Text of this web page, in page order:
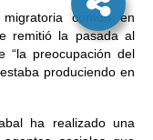
común en
remitió la pasada al
“la preocupación del
produciendo en
ha realizado una